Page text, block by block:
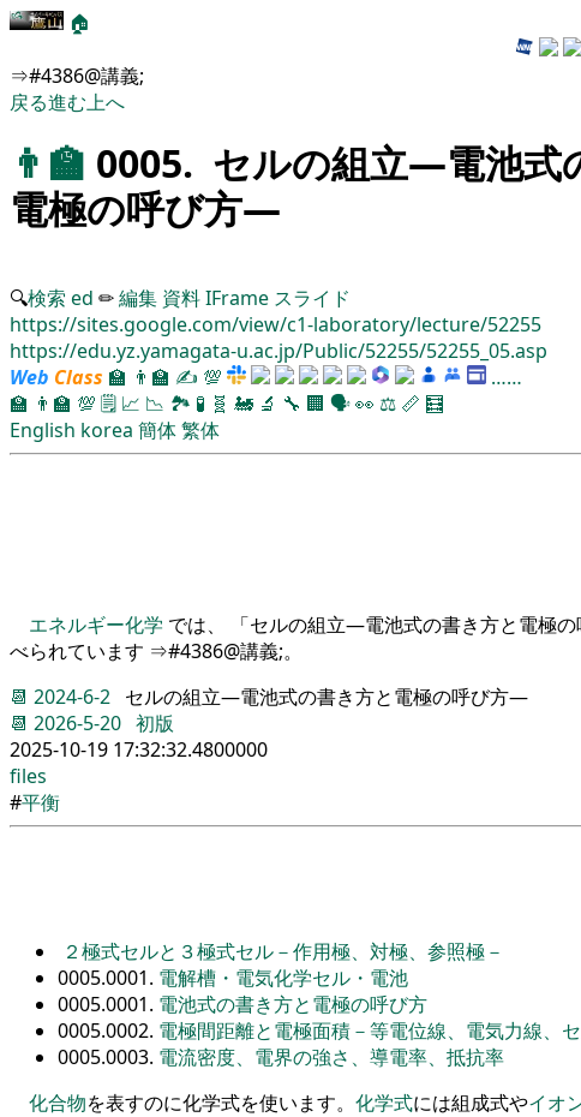
🏠
⇒#4386@講義;
戻る進む上へ
👨‍🏫 0005. セルの組立―電池式
電極の呼び方―
🔍検索 ed ✏編集 資料IFrame スライド
https://sites.google.com/view/c1-laboratory/lecture/52255
https://edu.yz.yamagata-u.ac.jp/Public/52255/52255_05.asp
Web Class 🏫 👨‍🏫 ✍ 💯
……
🏫 👨‍🏫 💯 🗒️ 📈 📉 🏞 🧪 🧬 🚂 🔬 🔧 🏢 🗣️👀 ⚖️ 📏 🧮
English korea 簡体繁体
エネルギー化学 では、 「セルの組立―電池式の書き方と電極
べられています ⇒#4386@講義;。
📆 2024-6-2 セルの組立―電池式の書き方と電極の呼び方―
📆 2026-5-20 初版
2025-10-19 17:32:32.4800000
files
#平衡
２極式セルと３極式セル－作用極、対極、参照極－
0005.0001. 電解槽・電気化学セル・電池
0005.0001. 電池式の書き方と電極の呼び方
0005.0002. 電極間距離と電極面積－等電位線、電気力線、
0005.0003. 電流密度、電界の強さ、導電率、抵抗率
化合物を表すのに化学式を使います。 化学式には組成式やイオ